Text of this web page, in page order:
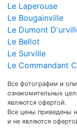
Le Laperouse
Le Bougainville
Le Dumont
Le Bellot
Le Surville
Le Commandant
Все фотографии и
ознакомительных
являются офертой.
Все цены приведены
и не являются